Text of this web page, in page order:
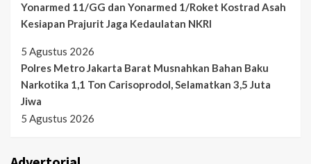
Yonarmed 11/GG dan Yonarmed 1/Roket Kostrad Asah
Kesiapan Prajurit Jaga Kedaulatan NKRI
5 Agustus 2026
Polres Metro Jakarta Barat Musnahkan Bahan Baku
Narkotika 1,1 Ton Carisoprodol, Selamatkan 3,5 Juta
Jiwa
5 Agustus 2026